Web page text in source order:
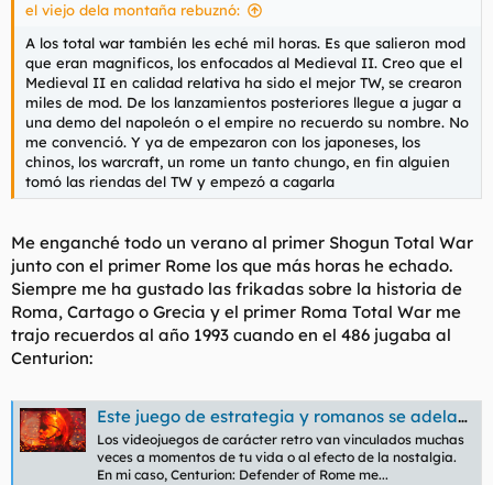
el viejo dela montaña rebuznó:
A los total war también les eché mil horas. Es que salieron mod
que eran magnificos, los enfocados al Medieval II. Creo que el
Medieval II en calidad relativa ha sido el mejor TW, se crearon
miles de mod. De los lanzamientos posteriores llegue a jugar a
una demo del napoleón o el empire no recuerdo su nombre. No
me convenció. Y ya de empezaron con los japoneses, los
chinos, los warcraft, un rome un tanto chungo, en fin alguien
tomó las riendas del TW y empezó a cagarla
Me enganché todo un verano al primer Shogun Total War
junto con el primer Rome los que más horas he echado.
Siempre me ha gustado las frikadas sobre la historia de
Roma, Cartago o Grecia y el primer Roma Total War me
trajo recuerdos al año 1993 cuando en el 486 jugaba al
Centurion:
Este juego de estrategia y romanos se adelantó casi 10 años a Total War y quizás no lo recuerdes. Os contamos la historia de Centurion: Defender of Rome
Los videojuegos de carácter retro van vinculados muchas
veces a momentos de tu vida o al efecto de la nostalgia.
En mi caso, Centurion: Defender of Rome me...